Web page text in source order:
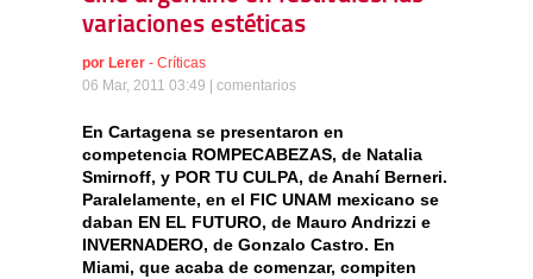
variaciones estéticas
por Lerer - Críticas
06 Mar, 2011 03:49 | comentarios
En Cartagena se presentaron en
competencia ROMPECABEZAS, de Natalia
Smirnoff, y POR TU CULPA, de Anahí Berneri.
Paralelamente, en el FIC UNAM mexicano se
daban EN EL FUTURO, de Mauro Andrizzi e
INVERNADERO, de Gonzalo Castro. En
Miami, que acaba de comenzar, compiten